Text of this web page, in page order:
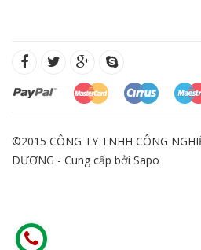
©2015 CÔNG TY TNHH CÔNG
DƯƠNG - Cung cấp bởi Sapo